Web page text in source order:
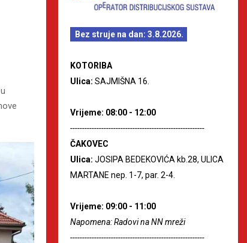
Bez struje na dan: 3.8.2026.
KOTORIBA
Ulica: SAJMIŠNA 16.
Vrijeme: 08:00 - 12:00
--------------------------------------------------------
ČAKOVEC
Ulica: JOSIPA BEDEKOVIĆA kb.28, ULICA
MARTANE nep. 1-7, par. 2-4.
Vrijeme: 09:00 - 11:00
Napomena: Radovi na NN mreži
--------------------------------------------------------